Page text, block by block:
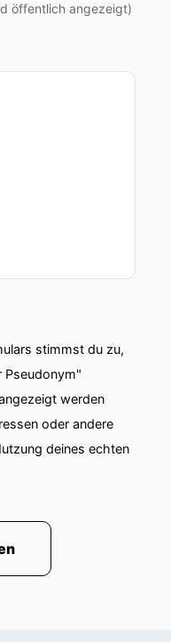
öffentlich angezeigt)
stimmst du zu,
Pseudonym"
werden
oder andere
deines echten